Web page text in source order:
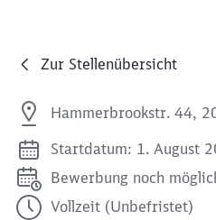
Zur Stellenübersicht
Hammerbrookstr. 44,
Startdatum: 1. August
Bewerbung noch
Vollzeit (Unbefristet)